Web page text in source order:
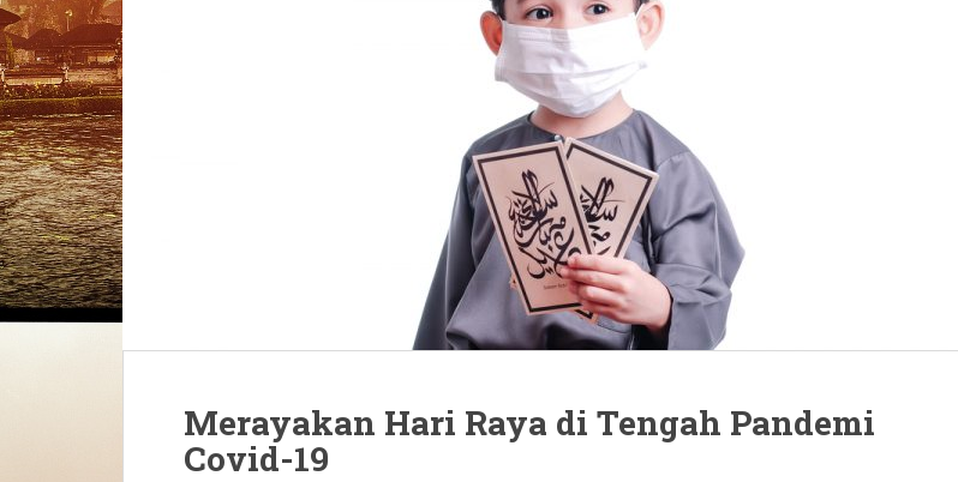
Merayakan Hari Raya di Tengah Pandemi
Covid-19